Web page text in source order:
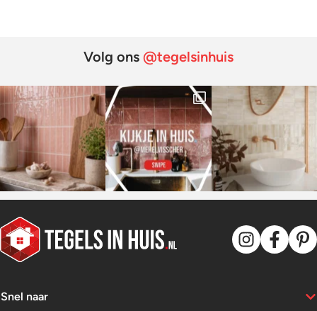
Volg ons @tegelsinhuis
Snel naar